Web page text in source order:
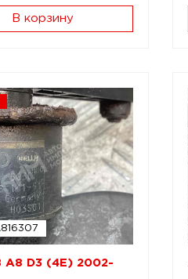
В корзину
A8 D3 (4E) 2002-